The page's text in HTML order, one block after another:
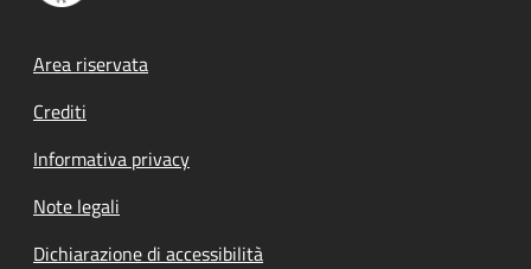
Footer menu
Area riservata
Crediti
Informativa privacy
Note legali
Dichiarazione di accessibilità